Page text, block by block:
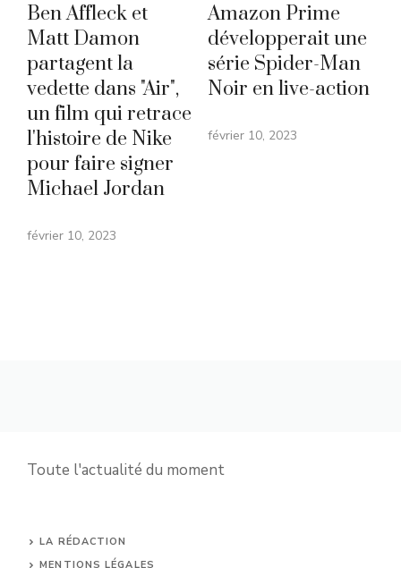
Ben Affleck et
Matt Damon
partagent la
vedette dans "Air",
un film qui retrace
l'histoire de Nike
pour faire signer
Michael Jordan
février 10, 2023
Amazon Prime
développerait une
série Spider-Man
Noir en live-action
février 10, 2023
Toute l'actualité du moment
LA RÉDACTION
MENTIONS LÉGALES